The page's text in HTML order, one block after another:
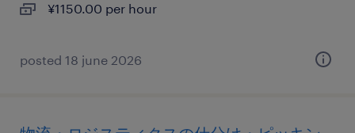
¥1150.00 per hour
posted 18 june 2026